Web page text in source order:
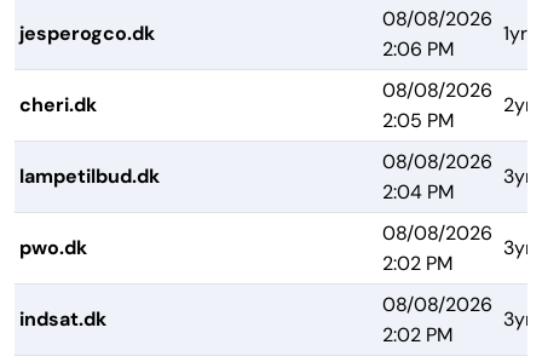
jesperogco.dk
08/08/2026
2:06 PM
1yr
cheri.dk
08/08/2026
2:05 PM
2yrs
lampetilbud.dk
08/08/2026
2:04 PM
3yrs
pwo.dk
08/08/2026
2:02 PM
3yrs
indsat.dk
08/08/2026
2:02 PM
3yrs